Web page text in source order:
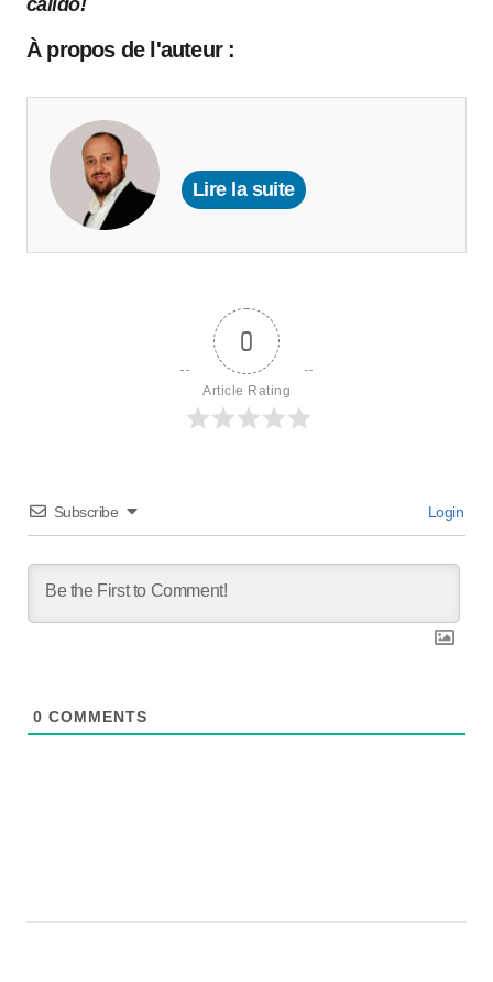
cálido!
À propos de l'auteur :
Lire la suite
0
Article Rating
Subscribe Login
0 COMMENTS